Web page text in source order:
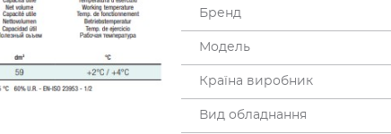
Бренд
Модель
Країна виробник
Вид обладнання